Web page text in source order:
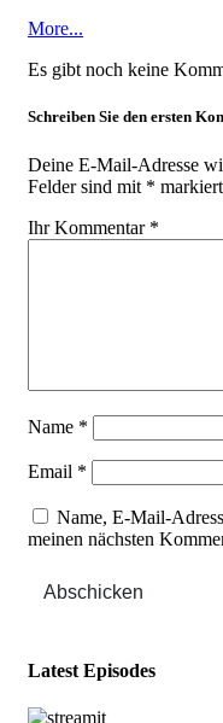
More...
Es gibt noch keine
Schreiben Sie den ersten
Deine E-Mail-Adresse
Felder sind mit * markiert
Ihr Kommentar *
Name *
Email *
Name, E-Mail-
meinen nächsten
Abschicken
Latest Episodes